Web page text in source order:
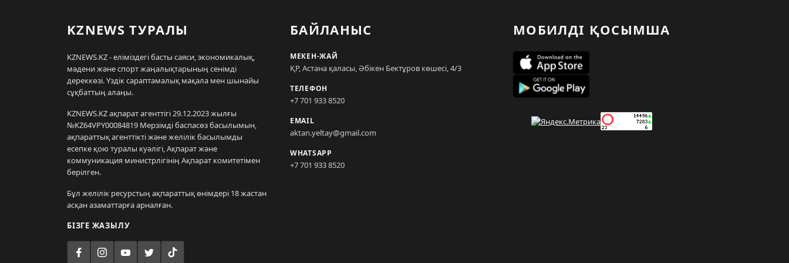
KZNEWS ТУРАЛЫ
KZNEWS.KZ - еліміздегі басты саяси, экономикалық,
мәдени және спорт жаңалықтарының сенімді
дереккөзі. Үздік сараптамалық мақала мен шынайы
сұқбаттың алаңы.
KZNEWS.KZ ақпарат агенттігі 29.12.2023 жылғы
№KZ64VPY00084819 Мерзімді баспасөз басылымын,
ақпараттық агенттікті және желілік басылымды
есепке қою туралы куәлігі, Ақпарат және
коммуникация министрлігінің Ақпарат комитетімен
берілген.
Бұл желілік ресурстың ақпараттық өнімдері 18 жастан
асқан азаматтарға арналған.
БІЗГЕ ЖАЗЫЛУ
БАЙЛАНЫС
МЕКЕН-ЖАЙ
ҚР, Астана қаласы, Әбікен Бектұров көшесі, 4/3
ТЕЛЕФОН
+7 701 933 8520
EMAIL
aktan.yeltay@gmail.com
WHATSAPP
+7 701 933 8520
МОБИЛДІ ҚОСЫМША